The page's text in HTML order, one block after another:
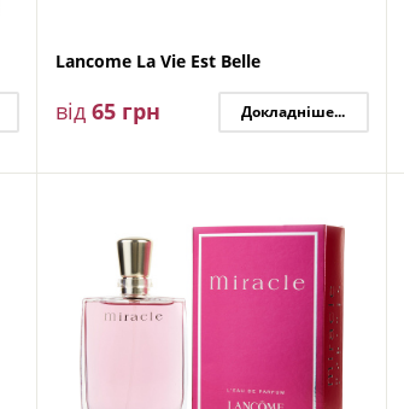
Lancome La Vie Est Belle
від 65 грн Докладніше...